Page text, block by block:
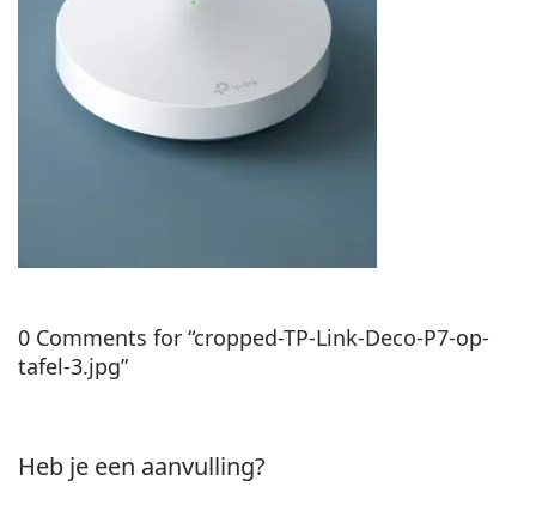
0 Comments for “cropped-TP-Link-Deco-P7-op-
tafel-3.jpg”
Heb je een aanvulling?